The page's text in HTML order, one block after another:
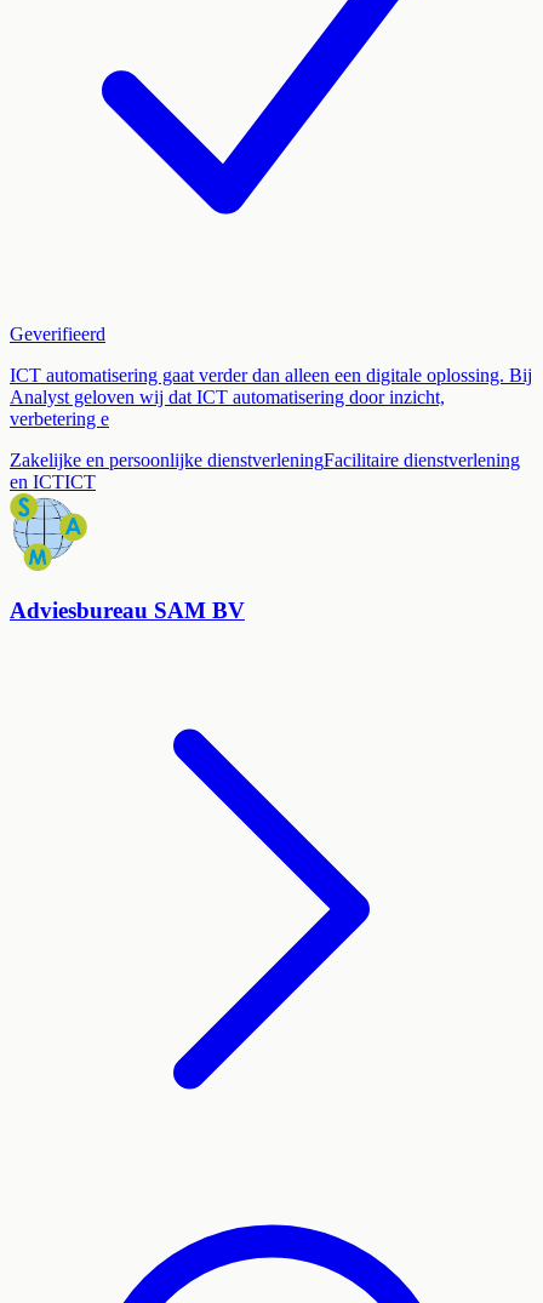
Geverifieerd
ICT automatisering gaat verder dan alleen een digitale oplossing. Bij
Analyst geloven wij dat ICT automatisering door inzicht,
verbetering e
Zakelijke en persoonlijke dienstverleningFacilitaire dienstverlening
en ICTICT
Adviesbureau SAM BV